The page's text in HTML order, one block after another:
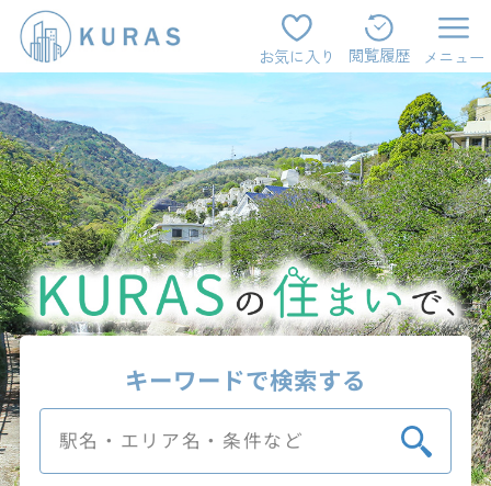
お気に入り 閲覧履歴 メニュー
キーワードで検索する